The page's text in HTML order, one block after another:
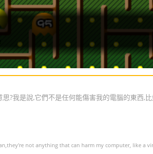
?我是說,它們不是任何能傷害我的電腦的東西,
not anything that can harm my computer, like a